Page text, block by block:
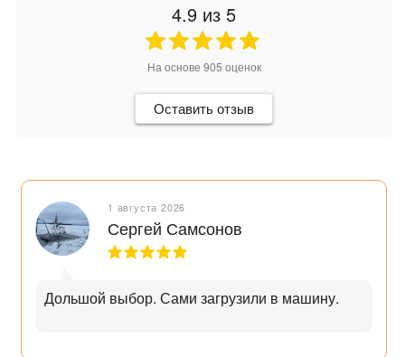
4.9 из 5
На основе 905 оценок
Оставить отзыв
1 августа 2026
Сергей Самсонов
Дольшой выбор. Сами загрузили в машину.